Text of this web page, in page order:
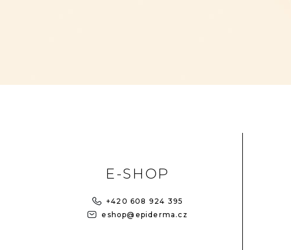
E-SHOP
+420 608 924 395
eshop@epiderma.cz